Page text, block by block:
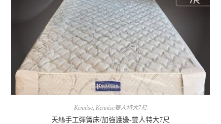
Kennise Kennise雙人特大7尺
天絲手工彈簧床/加強護邊-雙人特大7尺